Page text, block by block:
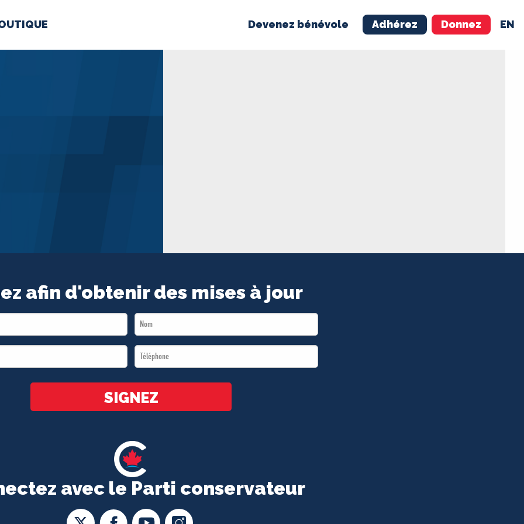
Devenez bénévole Adhérez Donnez EN
constitutifs
MÉDIAS
avec le Parti conservateur
afin d'obtenir des mises à jour
Last
Name
Téléphone
*
SIGNEZ